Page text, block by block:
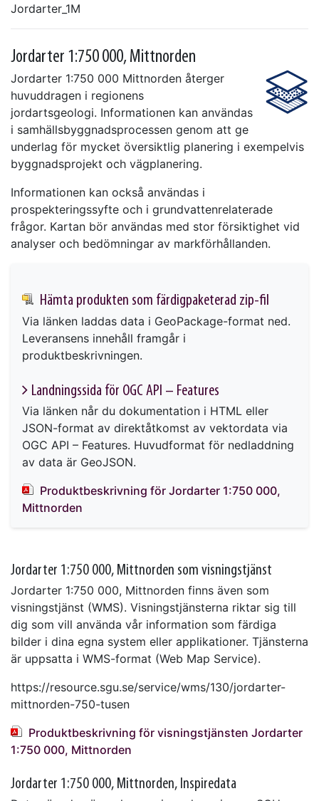
Jordarter_1M
Jordarter 1:750 000, Mittnorden
Jordarter 1:750 000 Mittnorden återger
huvuddragen i regionens
jordartsgeologi. Informationen kan användas
i samhällsbyggnadsprocessen genom att ge
underlag för mycket översiktlig planering i exempelvis
byggnadsprojekt och vägplanering.
Informationen kan också användas i
prospekteringssyfte och i grundvattenrelaterade
frågor. Kartan bör användas med stor försiktighet vid
analyser och bedömningar av markförhållanden.
Hämta produkten som färdigpaketerad zip-fil
Via länken laddas data i GeoPackage-format ned.
Leveransens innehåll framgår i
produktbeskrivningen.
Landningssida för OGC API – Features
Via länken når du dokumentation i HTML eller
JSON-format av direktåtkomst av vektordata via
OGC API – Features. Huvudformat för nedladdning
av data är GeoJSON.
Produktbeskrivning för Jordarter 1:750 000,
Mittnorden
Jordarter 1:750 000, Mittnorden som visningstjänst
Jordarter 1:750 000, Mittnorden finns även som
visningstjänst (WMS). Visningstjänsterna riktar sig till
dig som vill använda vår information som färdiga
bilder i dina egna system eller applikationer. Tjänsterna
är uppsatta i WMS-format (Web Map Service).
https://resource.sgu.se/service/wms/130/jordarter-
mittnorden-750-tusen
Produktbeskrivning för visningstjänsten Jordarter
1:750 000, Mittnorden
Jordarter 1:750 000, Mittnorden, Inspiredata